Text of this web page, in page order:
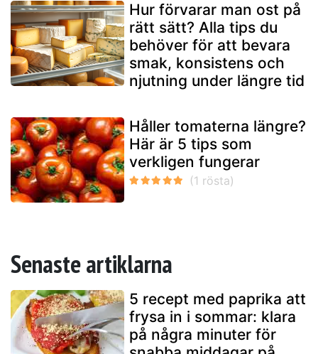
Hur förvarar man ost på
rätt sätt? Alla tips du
behöver för att bevara
smak, konsistens och
njutning under längre tid
Håller tomaterna längre?
Här är 5 tips som
verkligen fungerar
Senaste artiklarna
5 recept med paprika att
frysa in i sommar: klara
på några minuter för